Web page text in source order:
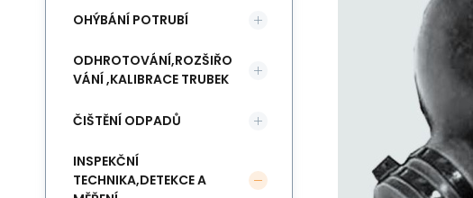
OHÝBÁNÍ POTRUBÍ
ODHROTOVÁNÍ,ROZŠIŘO
VÁNÍ ,KALIBRACE TRUBEK
ČIŠTĚNÍ ODPADŮ
INSPEKČNÍ
TECHNIKA,DETEKCE A